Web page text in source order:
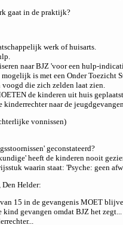
gaat in de praktijk?
werk of huisarts.
naar BJZ 'voor een hulp-
is met een Onder Toezicht
die zich zelden laat zien.
de kinderen uit huis
naar de
vonnissen)
geconstateerd?
heeft de kinderen nooit
waarin staat: 'Psyche: geen
Den Helder:
15 in de gevangenis MOET
gevangen omdat BJZ het zegt...